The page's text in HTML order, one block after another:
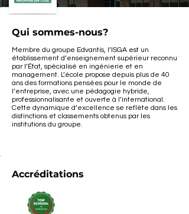
Qui sommes-nous?
Membre du groupe Edvantis, l’ISGA est un
établissement d’enseignement supérieur reconnu
par l’État, spécialisé en ingénierie et en
management. L’école propose depuis plus de 40
ans des formations pensées pour le monde de
l’entreprise, avec une pédagogie hybride,
professionnalisante et ouverte à l’international.
Cette dynamique d’excellence se reflète dans les
distinctions et classements obtenus par les
institutions du groupe.
Accréditations